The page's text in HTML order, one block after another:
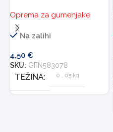
Oprema za gumenjake
Na zalihi
4,50 €
SKU: GFN583078
TEŽINA 0 , 05 kg